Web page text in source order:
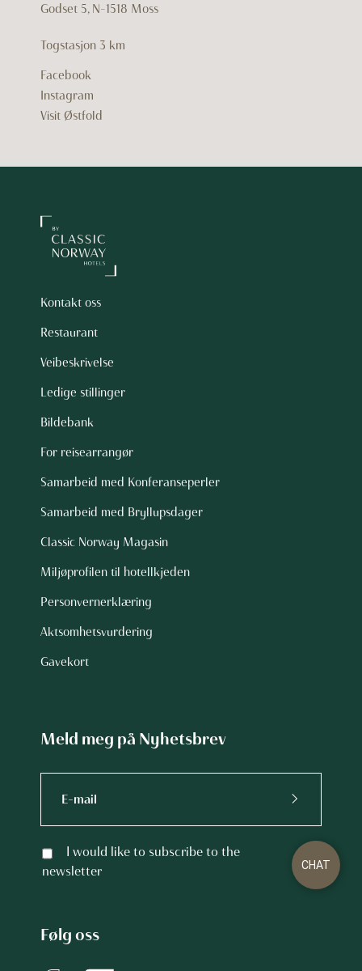
Godset 5, N-1518 Moss
Togstasjon 3 km
Facebook
Instagram
Visit Østfold
Kontakt oss
Restaurant
Veibeskrivelse
Ledige stillinger
Bildebank
For reisearrangør
Samarbeid med Konferanseperler
Samarbeid med Bryllupsdager
Classic Norway Magasin
Miljøprofilen til hotellkjeden
Personvernerklæring
Aktsomhetsvurdering
Gavekort
Meld meg på Nyhetsbrev
I would like to subscribe to the
newsletter
Følg oss
CHAT